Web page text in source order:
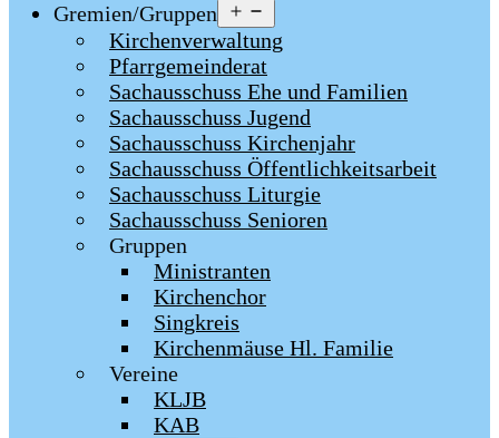
Gremien/Gruppen
öffnen
Kirchenverwaltung
Pfarrgemeinderat
Sachausschuss Ehe und Familien
Sachausschuss Jugend
Sachausschuss Kirchenjahr
Sachausschuss Öffentlichkeitsarbeit
Sachausschuss Liturgie
Sachausschuss Senioren
Gruppen
Ministranten
Kirchenchor
Singkreis
Kirchenmäuse Hl. Familie
Vereine
KLJB
KAB